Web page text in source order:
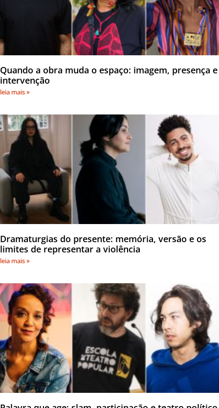
Quando a obra muda o espaço: imagem, presença e
intervenção
leia mais »
Dramaturgias do presente: memória, versão e os
limites de representar a violência
leia mais »